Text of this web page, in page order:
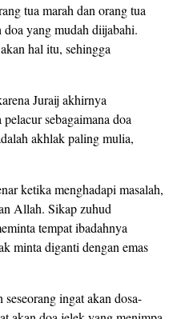
tua marah dan orang tua
yang mudah diijabahi.
hal itu, sehingga
Juraij akhirnya
sebagaimana doa
akhlak paling mulia,
ketika menghadapi masalah,
Allah. Sikap zuhud
tempat ibadahnya
minta diganti dengan emas
ingat akan dosa-